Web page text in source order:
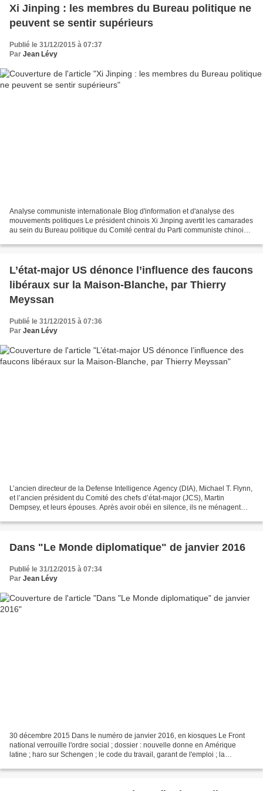
Xi Jinping : les membres du Bureau politique ne
peuvent se sentir supérieurs
Publié le 31/12/2015 à 07:37
Par Jean Lévy
Analyse communiste internationale Blog d'information et d'analyse des
mouvements politiques Le président chinois Xi Jinping avertit les camarades
au sein du Bureau politique du Comité central du Parti communiste chinois
L’état-major US dénonce l’influence des faucons
libéraux sur la Maison-Blanche, par Thierry
Meyssan
Publié le 31/12/2015 à 07:36
Par Jean Lévy
L’ancien directeur de la Defense Intelligence Agency (DIA), Michael T. Flynn,
et l’ancien président du Comité des chefs d’état-major (JCS), Martin
Dempsey, et leurs épouses. Après avoir obéi en silence, ils ne ménagent
Dans "Le Monde diplomatique" de janvier 2016
Publié le 31/12/2015 à 07:34
Par Jean Lévy
30 décembre 2015 Dans le numéro de janvier 2016, en kiosques Le Front
national verrouille l'ordre social ; dossier : nouvelle donne en Amérique
latine ; haro sur Schengen ; le code du travail, garant de l'emploi ; la